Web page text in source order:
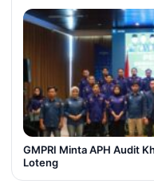
GMPRI Minta APH Audit
Loteng